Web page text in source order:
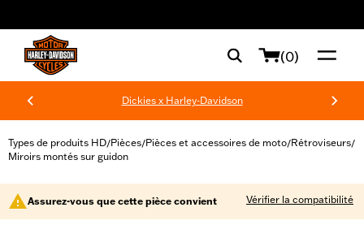
(0)
Dickies x Harley-Davidson
Types de produits HD/Pièces/Pièces et accessoires de moto/Rétroviseurs/
Miroirs montés sur guidon
Assurez-vous que cette pièce convient Vérifier la compatibilité